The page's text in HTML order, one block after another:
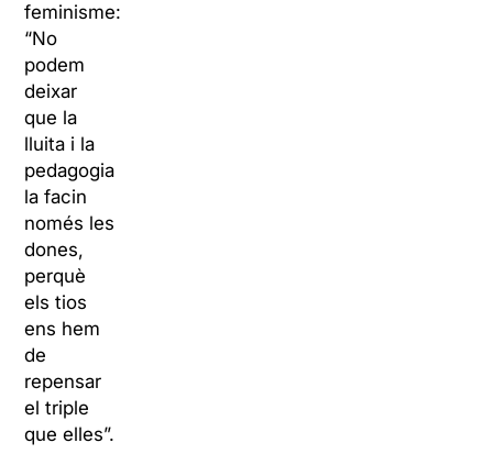
feminisme:
“No
podem
deixar
que la
lluita i la
pedagogia
la facin
només les
dones,
perquè
els tios
ens hem
de
repensar
el triple
que elles”.